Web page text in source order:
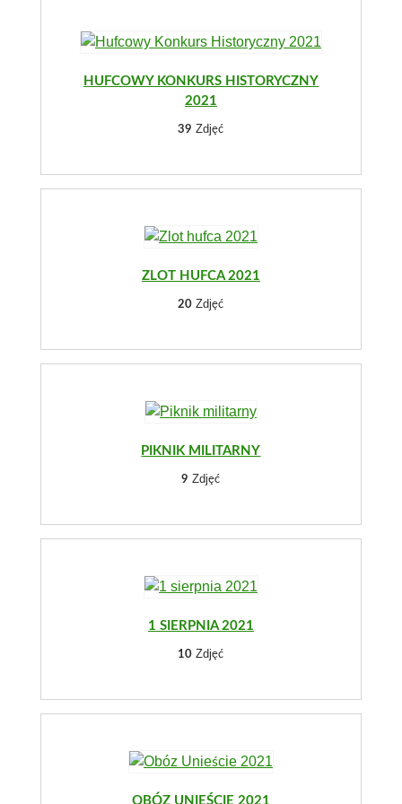
HUFCOWY KONKURS HISTORYCZNY
2021
39 Zdjęć
ZLOT HUFCA 2021
20 Zdjęć
PIKNIK MILITARNY
9 Zdjęć
1 SIERPNIA 2021
10 Zdjęć
OBÓZ UNIEŚCIE 2021